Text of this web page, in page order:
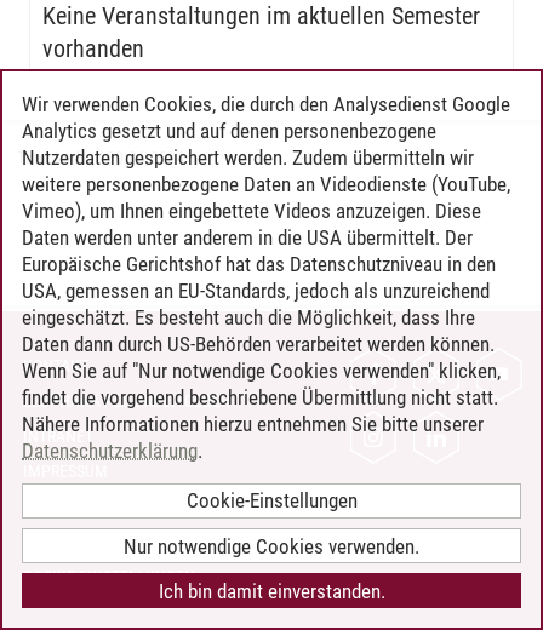
Keine Veranstaltungen im aktuellen Semester
vorhanden
Timo Leder/30.06.2024
KONTAKT
LEUPHANA ALS ARBEITGEBER
INTRANET
BARRIEREFREIHEIT
COOKIE-EINSTELLUNGEN
Wir verwenden Cookies, die durch den Analysedienst Google
Analytics gesetzt und auf denen personenbezogene
Nutzerdaten gespeichert werden. Zudem übermitteln wir
weitere personenbezogene Daten an Videodienste (YouTube,
Vimeo), um Ihnen eingebettete Videos anzuzeigen. Diese
Daten werden unter anderem in die USA übermittelt. Der
Europäische Gerichtshof hat das Datenschutzniveau in den
USA, gemessen an EU-Standards, jedoch als unzureichend
eingeschätzt. Es besteht auch die Möglichkeit, dass Ihre
Daten dann durch US-Behörden verarbeitet werden können.
Wenn Sie auf "Nur notwendige Cookies verwenden" klicken,
findet die vorgehend beschriebene Übermittlung nicht statt.
Nähere Informationen hierzu entnehmen Sie bitte unserer
Datenschutzerklärung.
Cookie-Einstellungen
Nur notwendige Cookies verwenden.
Ich bin damit einverstanden.